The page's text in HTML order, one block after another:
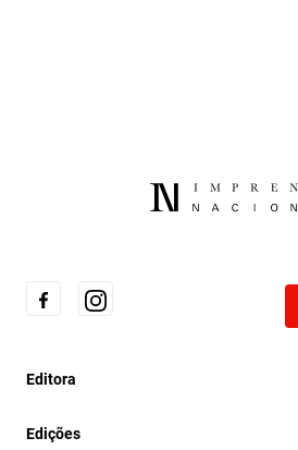
Editora
Edições